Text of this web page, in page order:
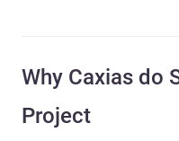
Why Caxias do
Project